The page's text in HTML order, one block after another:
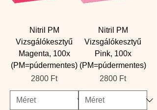
Nitril PM
Vizsgálókesztyű
Magenta, 100x
(PM=púdermentes)
Ár
2800 Ft
Nitril PM
Vizsgálókesztyű
Pink, 100x
(PM=púdermentes)
Ár
2800 Ft